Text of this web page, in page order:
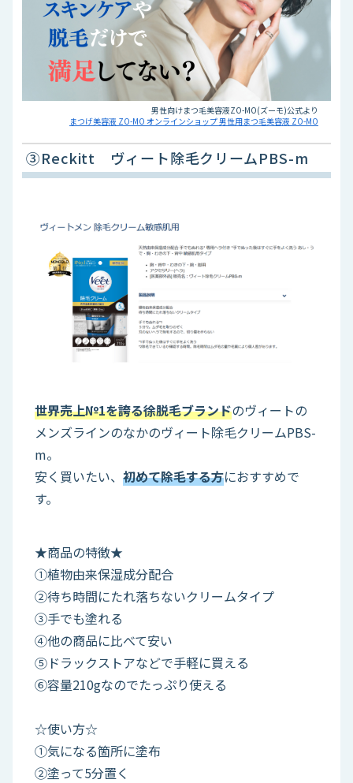
男性向けまつ毛美容液ZO-MO(ズーモ)公式より
まつげ美容液 ZO-MO オンラインショップ 男性用まつ毛美容液 ZO-MO
③Reckitt ヴィート除毛クリームPBS-m
世界売上№1を誇る徐脱毛ブランドのヴィートの
メンズラインのなかのヴィート除毛クリームPBS-
m。
安く買いたい、 初めて除毛する方におすすめで
す。
★商品の特徴★
①植物由来保湿成分配合
②待ち時間にたれ落ちないクリームタイプ
③手でも塗れる
④他の商品に比べて安い
⑤ドラックストアなどで手軽に買える
⑥容量210gなのでたっぷり使える
☆使い方☆
①気になる箇所に塗布
②塗って5分置く